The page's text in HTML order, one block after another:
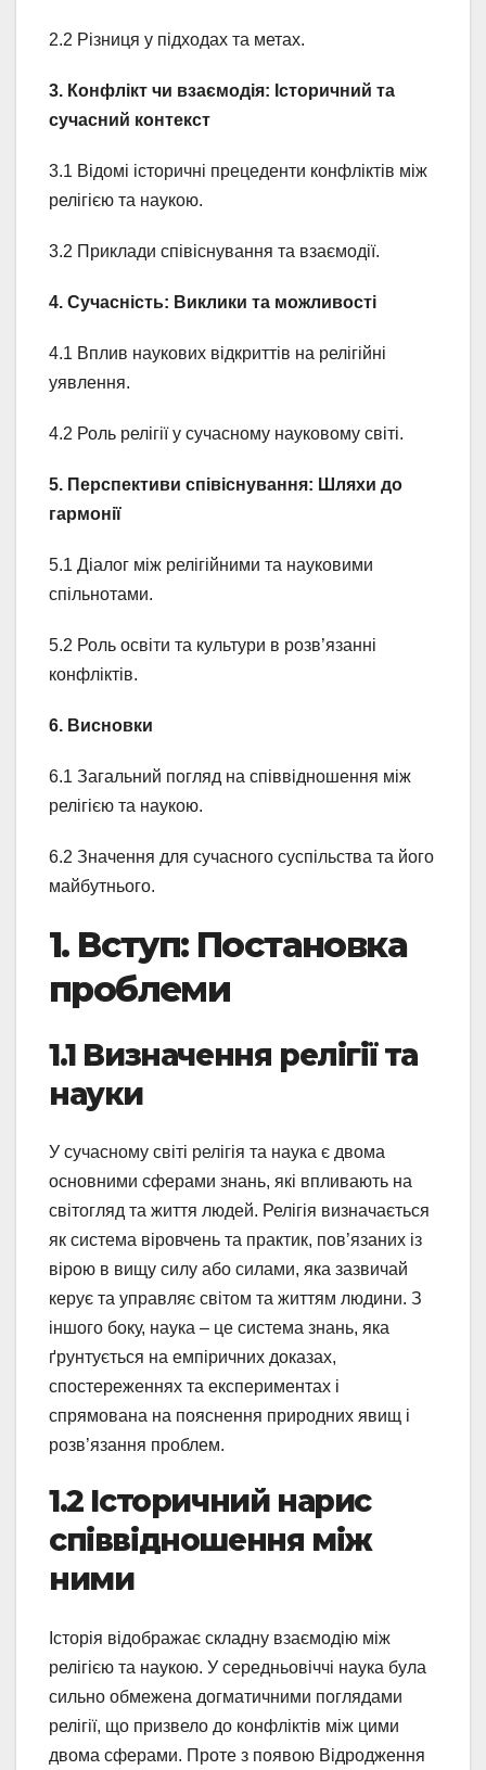
2.2 Різниця у підходах та метах.
3. Конфлікт чи взаємодія: Історичний та
сучасний контекст
3.1 Відомі історичні прецеденти конфліктів між
релігією та наукою.
3.2 Приклади співіснування та взаємодії.
4. Сучасність: Виклики та можливості
4.1 Вплив наукових відкриттів на релігійні
уявлення.
4.2 Роль релігії у сучасному науковому світі.
5. Перспективи співіснування: Шляхи до
гармонії
5.1 Діалог між релігійними та науковими
спільнотами.
5.2 Роль освіти та культури в розв’язанні
конфліктів.
6. Висновки
6.1 Загальний погляд на співвідношення між
релігією та наукою.
6.2 Значення для сучасного суспільства та його
майбутнього.
1. Вступ: Постановка
проблеми
1.1 Визначення релігії та
науки
У сучасному світі релігія та наука є двома
основними сферами знань, які впливають на
світогляд та життя людей. Релігія визначається
як система віровчень та практик, пов’язаних із
вірою в вищу силу або силами, яка зазвичай
керує та управляє світом та життям людини. З
іншого боку, наука – це система знань, яка
ґрунтується на емпіричних доказах,
спостереженнях та експериментах і
спрямована на пояснення природних явищ і
розв’язання проблем.
1.2 Історичний нарис
співвідношення між
ними
Історія відображає складну взаємодію між
релігією та наукою. У середньовіччі наука була
сильно обмежена догматичними поглядами
релігії, що призвело до конфліктів між цими
двома сферами. Проте з появою Відродження